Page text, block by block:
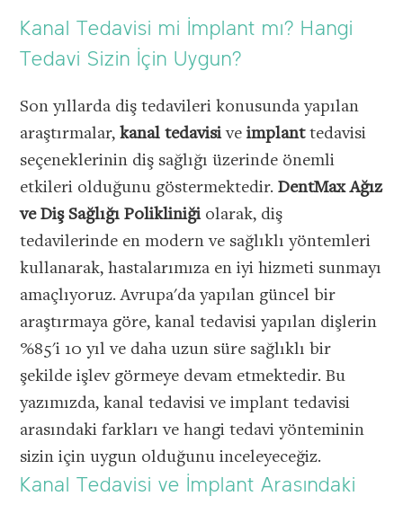
Kanal Tedavisi mi İmplant mı? Hangi
Tedavi Sizin İçin Uygun?
Son yıllarda diş tedavileri konusunda yapılan
araştırmalar,kanal tedavisiveimplanttedavisi
seçeneklerinin diş sağlığı üzerinde önemli
etkileri olduğunu göstermektedir.DentMax Ağız
ve Diş Sağlığı Polikliniğiolarak, diş
tedavilerinde en modern ve sağlıklı yöntemleri
kullanarak, hastalarımıza en iyi hizmeti sunmayı
amaçlıyoruz. Avrupa'da yapılan güncel bir
araştırmaya göre, kanal tedavisi yapılan dişlerin
%85'i 10 yıl ve daha uzun süre sağlıklı bir
şekilde işlev görmeye devam etmektedir. Bu
yazımızda, kanal tedavisi ve implant tedavisi
arasındaki farkları ve hangi tedavi yönteminin
sizin için uygun olduğunu inceleyeceğiz.
Kanal Tedavisi ve İmplant Arasındaki